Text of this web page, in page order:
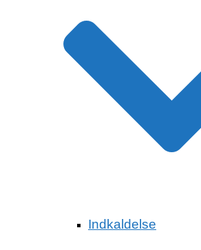
Indkaldelse